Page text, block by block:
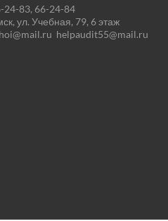
24-83, 66-24-84
ул. Учебная, 79, 6 этаж
helpaudit55@mail.ru